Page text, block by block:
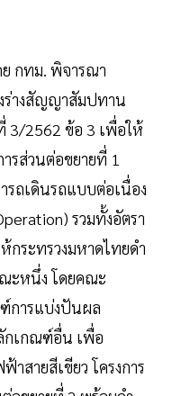
กทม. พิจารณา
ร่างสัญญาสัมปทาน
3/2562 ข้อ 3 เพื่อให้
ารส่วนต่อขยายที่ 1
รถเดินรถแบบต่อเนื่อง
รวมทั้งอัตรา
กระทรวงมหาดไทยดํา
ะหนึ่ง โดยคณะ
การแบ่งปันผล
กเกณฑ์อื่น เพื่อ
าสายสีเขียว โครงการ